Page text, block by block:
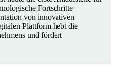
Fortschritte
von innovativen
Plattform hebt die
und fördert